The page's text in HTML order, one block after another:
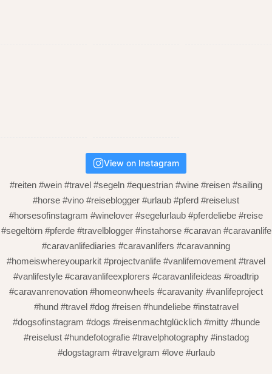
View on Instagram
#reiten #wein #travel #segeln #equestrian #wine #reisen #sailing
#horse #vino #reiseblogger #urlaub #pferd #reiselust
#horsesofinstagram #winelover #segelurlaub #pferdeliebe #reise
#segeltörn #pferde #travelblogger #instahorse #caravan #caravanlife
#caravanlifediaries #caravanlifers #caravanning
#homeiswhereyouparkit #projectvanlife #vanlifemovement #travel
#vanlifestyle #caravanlifeexplorers #caravanlifeideas #roadtrip
#caravanrenovation #homeonwheels #caravanity #vanlifeproject
#hund #travel #dog #reisen #hundeliebe #instatravel
#dogsofinstagram #dogs #reisenmachtglücklich #mitty #hunde
#reiselust #hundefotografie #travelphotography #instadog
#dogstagram #travelgram #love #urlaub